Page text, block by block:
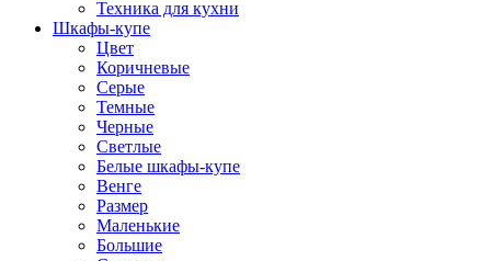
Техника для кухни
Шкафы-купе
Цвет
Коричневые
Серые
Темные
Черные
Светлые
Белые шкафы-купе
Венге
Размер
Маленькие
Большие